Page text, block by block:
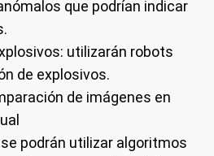
que podrían indicar
utilizarán robots
de explosivos.
de imágenes en
podrán utilizar algoritmos